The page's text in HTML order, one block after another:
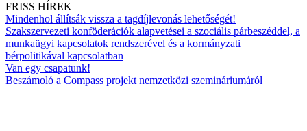
FRISS HÍREK
Mindenhol állítsák vissza a tagdíjlevonás lehetőségét!
Szakszervezeti konföderációk alapvetései a szociális párbeszéddel, a
munkaügyi kapcsolatok rendszerével és a kormányzati
bérpolitikával kapcsolatban
Van egy csapatunk!
Beszámoló a Compass projekt nemzetközi szemináriumáról